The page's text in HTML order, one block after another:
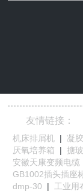
友情链接：
机床排屑机 | 凝
厌氧培养箱
| 搪
安徽天康变频电缆
GB1002插头插座
dmp-30
| 工业用